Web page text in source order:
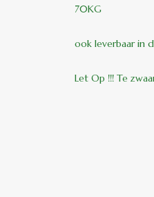
70KG
ook leverbaar in
Let Op !!! Te